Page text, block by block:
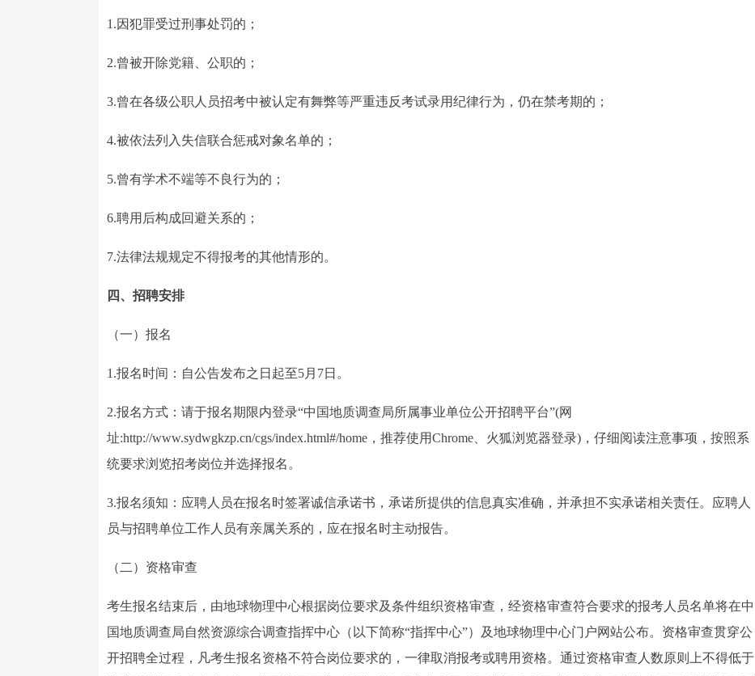
1.因犯罪受过刑事处罚的；
2.曾被开除党籍、公职的；
3.曾在各级公职人员招考中被认定有舞弊等严重违反考试录用纪律行为，仍在禁考期的；
4.被依法列入失信联合惩戒对象名单的；
5.曾有学术不端等不良行为的；
6.聘用后构成回避关系的；
7.法律法规规定不得报考的其他情形的。
四、 招聘安排
（一）报名
1.报名时间：自公告发布之日起至5月7日。
2.报名方式：请于报名期限内登录“中国地质调查局所属事业单位公开招聘平台”(网
址:http://www.sydwgkzp.cn/cgs/index.html#/home，推荐使用Chrome、火狐浏览器登录)，仔细阅读注意事项，按照系
统要求浏览招考岗位并选择报名。
3.报名须知：应聘人员在报名时签署诚信承诺书，承诺所提供的信息真实准确，并承担不实承诺相关责任。应聘人
员与招聘单位工作人员有亲属关系的，应在报名时主动报告。
（二）资格审查
考生报名结束后，由地球物理中心根据岗位要求及条件组织资格审查，经资格审查符合要求的报考人员名单将在中
国地质调查局自然资源综合调查指挥中心（以下简称“指挥中心”）及地球物理中心门户网站公布。资格审查贯穿公
开招聘全过程，凡考生报名资格不符合岗位要求的，一律取消报考或聘用资格。通过资格审查人数原则上不得低于